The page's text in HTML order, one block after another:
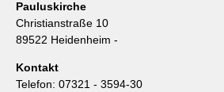
Pauluskirche
Christianstraße 10
89522 Heidenheim -
Kontakt
Telefon: 07321 - 3594-30